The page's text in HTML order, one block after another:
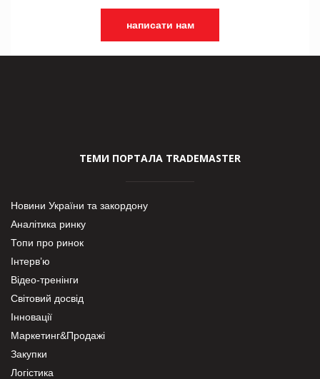
написати нам
ТЕМИ ПОРТАЛА TRADEMASTER
Новини України та закордону
Аналітика ринку
Топи про ринок
Інтерв’ю
Відео-тренінги
Світовий досвід
Інновації
Маркетинг&Продажі
Закупки
Логістика